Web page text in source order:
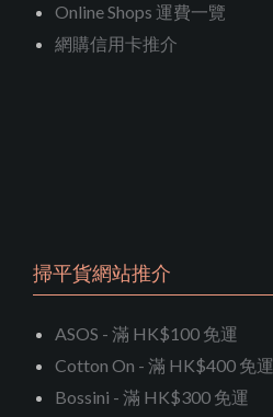
Online Shops 運費一覽
網購信用卡推介
掃平貨網站推介
ASOS - 滿 HK$100 免運
Cotton On - 滿 HK$400 免運
Bossini - 滿 HK$300 免運